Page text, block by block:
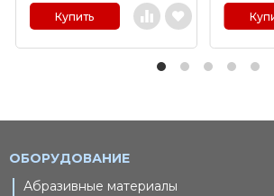
Купить
ОБОРУДОВАНИЕ
Абразивные материалы